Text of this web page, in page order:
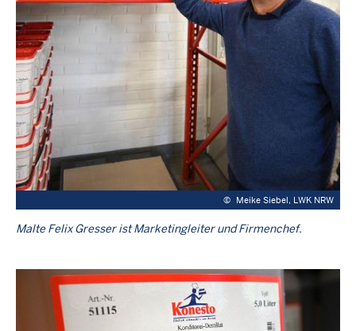
© Meike Siebel, LWK NRW
Malte Felix Gresser ist Marketingleiter und Firmenchef.